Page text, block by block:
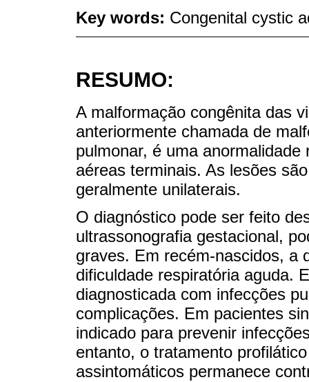
Key words: Congenital cystic
RESUMO:
A malformação congênita das
anteriormente chamada de
pulmonar, é uma
aéreas terminais. As lesões
geralmente unilaterais.
O diagnóstico pode ser feito
ultrassonografia gestacional,
graves. Em recém-nascidos, a
dificuldade respiratória aguda.
diagnosticada com infecções
complicações. Em pacientes
indicado para prevenir
entanto, o tratamento
assintomáticos permanece